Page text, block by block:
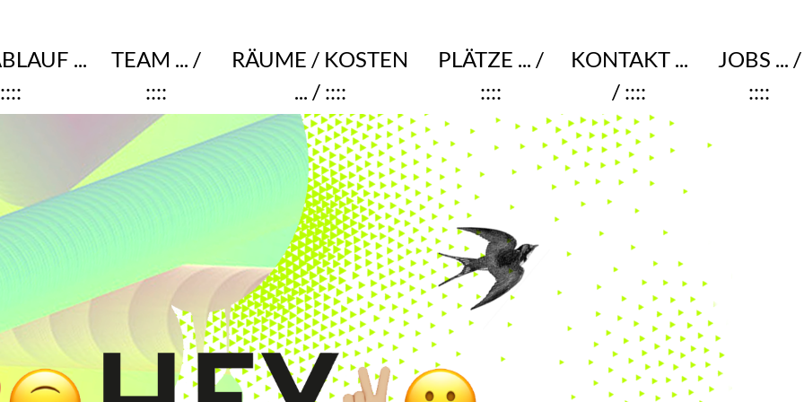
...
TEAM ... /
::::
RÄUME / KOSTEN
... / ::::
PLÄTZE ... /
::::
KONTAKT...
/ ::::
JOBS ... /
::::